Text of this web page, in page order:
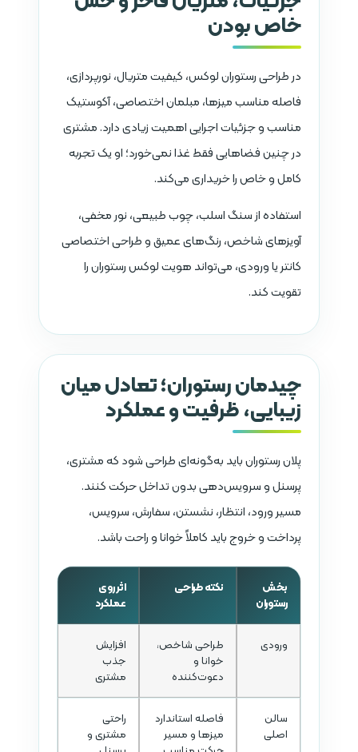
خاص بودن
در طراحی رستوران لوکس، کیفیت متریال، نورپردازی،
فاصله مناسب میزها، مبلمان اختصاصی، آکوستیک
مناسب و جزئیات اجرایی اهمیت زیادی دارد. مشتری
در چنین فضاهایی فقط غذا نمی‌خورد؛ او یک تجربه
کامل و خاص را خریداری می‌کند.
استفاده از سنگ اسلب، چوب طبیعی، نور مخفی،
آویزهای شاخص، رنگ‌های عمیق و طراحی اختصاصی
کانتر یا ورودی، می‌تواند هویت لوکس رستوران را
تقویت کند.
چیدمان رستوران؛ تعادل میان
زیبایی، ظرفیت و عملکرد
پلان رستوران باید به‌گونه‌ای طراحی شود که مشتری،
پرسنل و سرویس‌دهی بدون تداخل حرکت کنند.
مسیر ورود، انتظار، نشستن، سفارش، سرویس،
پرداخت و خروج باید کاملاً خوانا و راحت باشد.
بخش
رستوران
نکته طراحی
اثر روی
عملکرد
ورودی
طراحی شاخص،
خوانا و
دعوت‌کننده
افزایش
جذب
مشتری
سالن
اصلی
فاصله استاندارد
میزها و مسیر
راحتی
مشتری و